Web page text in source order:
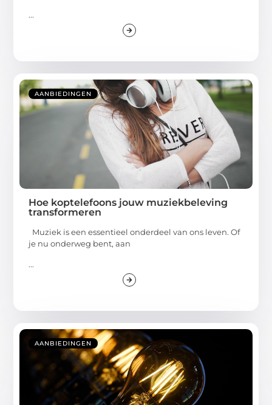
...
AANBIEDINGEN
Hoe koptelefoons jouw muziekbeleving
transformeren
Muziek is een essentieel onderdeel van ons leven. Of
je nu onderweg bent, aan
...
AANBIEDINGEN